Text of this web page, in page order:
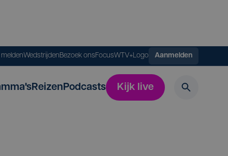
WedstrijdenBezoek onsFocusWTV+Logo Aanmelden
ReizenPodcasts Kijk live